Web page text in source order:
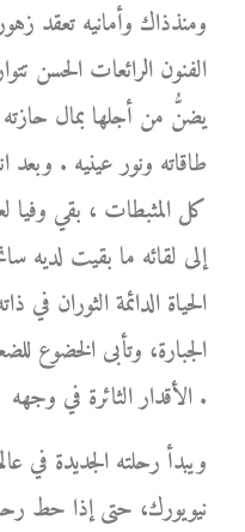
ومنذذاك وأمانيه تعقد
الفنون الرائعات الحسن
يضنُّ من أجلها بمال
طاقاته ونور عينيه .
كل المثبطات ، بقي
إلى لقائه ما بقيت لديه
الحياة الدائمة الثوران في
الجبارة، وتأبى الخضوع
الأقدار الثائرة في وجهه .
ويبدأ رحلته الجديدة في
نيويورك، حتى إذا حط